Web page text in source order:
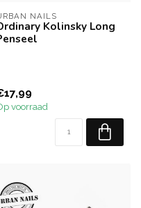
NAILS
Kolinsky Long
voorraad